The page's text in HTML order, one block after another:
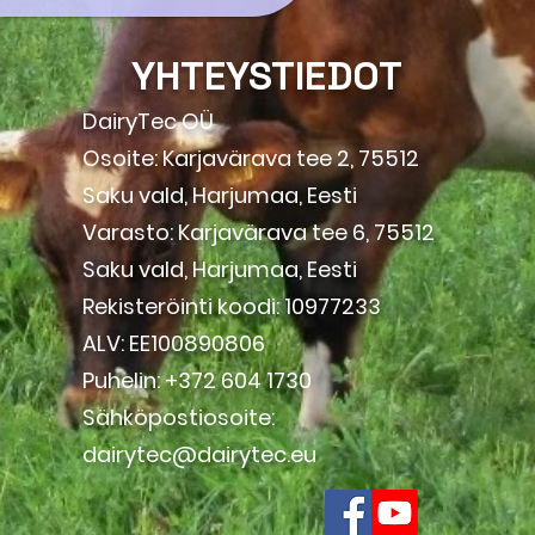
YHTEYSTIEDOT
DairyTec OÜ
Osoite: Karjavärava tee 2, 75512
Saku vald, Harjumaa, Eesti
Varasto: Karjavärava tee 6, 75512
Saku vald, Harjumaa, Eesti
Rekisteröinti koodi: 10977233
ALV: EE100890806
Puhelin: +372 604 1730
Sähköpostiosoite:
dairytec@dairytec.eu